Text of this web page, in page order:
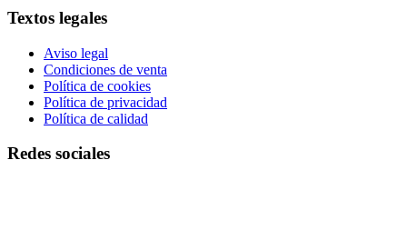
Textos legales
Aviso legal
Condiciones de venta
Política de cookies
Política de privacidad
Política de calidad
Redes sociales